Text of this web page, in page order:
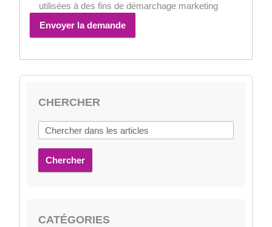
utilisées à des fins de démarchage marketing
Envoyer la demande
CHERCHER
Chercher
CATÉGORIES